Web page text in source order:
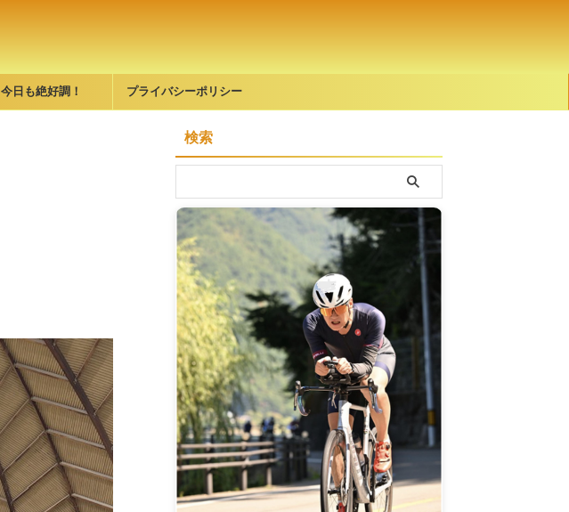
今日も絶好調！ プライバシーポリシー
検索